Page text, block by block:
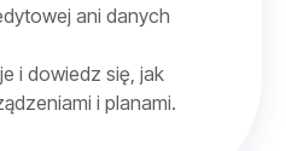
ani danych
i dowiedz się, jak
i planami.